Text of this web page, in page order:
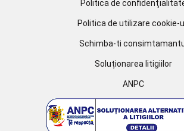
Politica de
Politica de utilizare cookie-
Schimba-ti
Soluționarea litigiilor
ANPC